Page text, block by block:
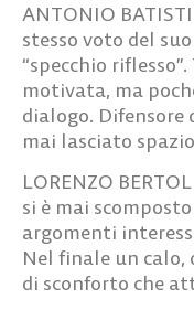
ANTONIO
stesso voto del
“specchio
motivata, ma
dialogo. Difensore
mai lasciato
LORENZO
si è mai
argomenti
Nel finale un calo,
di sconforto che